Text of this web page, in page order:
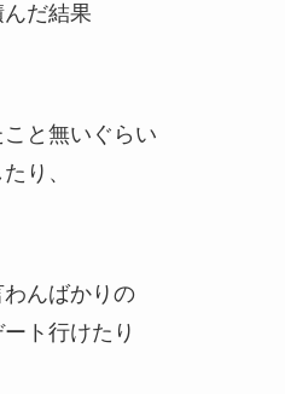
だ結果
と無いぐらい
り、
わんばかりの
ト行けたり